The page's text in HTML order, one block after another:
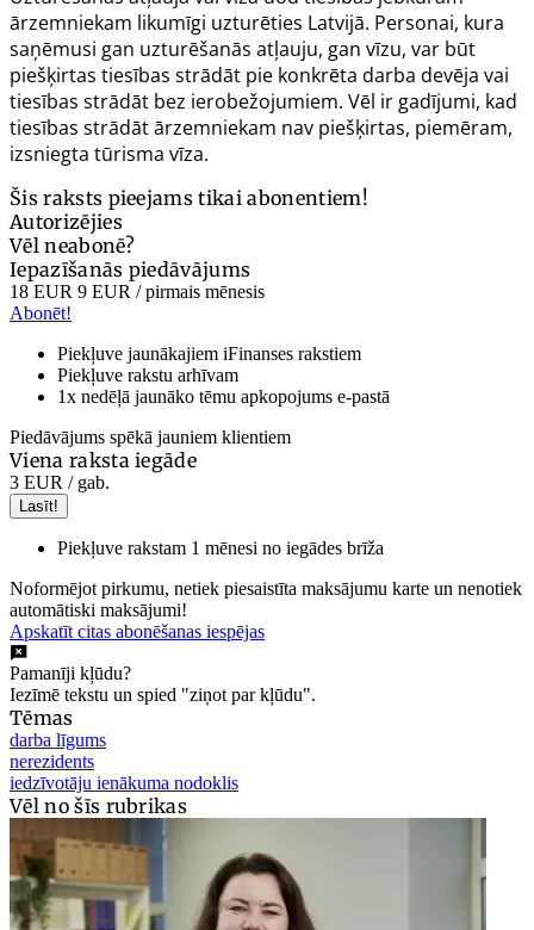
ārzemniekam likumīgi uzturēties Latvijā. Personai, kura
saņēmusi gan uzturēšanās atļauju, gan vīzu, var būt
piešķirtas tiesības strādāt pie konkrēta darba devēja vai
tiesības strādāt bez ierobežojumiem. Vēl ir gadījumi, kad
tiesības strādāt ārzemniekam nav piešķirtas, piemēram,
izsniegta tūrisma vīza.
Šis raksts pieejams tikai abonentiem!
Autorizējies
Vēl neabonē?
Iepazīšanās piedāvājums
18 EUR 9 EUR / pirmais mēnesis
Abonēt!
Piekļuve jaunākajiem iFinanses rakstiem
Piekļuve rakstu arhīvam
1x nedēļā jaunāko tēmu apkopojums e-pastā
Piedāvājums spēkā jauniem klientiem
Viena raksta iegāde
3 EUR / gab.
Lasīt!
Piekļuve rakstam 1 mēnesi no iegādes brīža
Noformējot pirkumu, netiek piesaistīta maksājumu karte un nenotiek
automātiski maksājumi!
Apskatīt citas abonēšanas iespējas
Pamanīji kļūdu?
Iezīmē tekstu un spied "ziņot par kļūdu".
Tēmas
darba līgums
nerezidents
iedzīvotāju ienākuma nodoklis
Vēl no šīs rubrikas